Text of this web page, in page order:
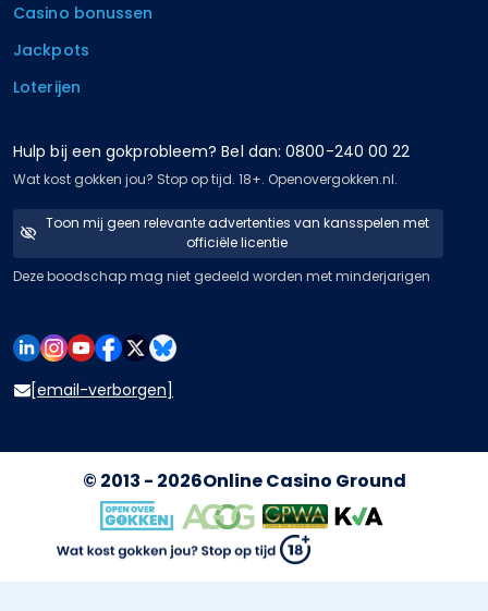
Casino bonussen
Jackpots
Loterijen
Hulp bij een gokprobleem? Bel dan: 0800-240 00 22
Wat kost gokken jou? Stop op tijd. 18+. Openovergokken.nl.
Toon mij geen relevante advertenties van kansspelen met
officiële licentie
Deze boodschap mag niet gedeeld worden met minderjarigen
[email-verborgen]
© 2013 - 2026Online Casino Ground